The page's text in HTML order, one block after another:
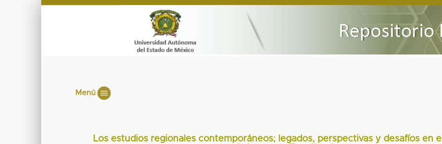
Menú
Los estudios regionales contemporáneos; legados, perspectivas y desafíos en el